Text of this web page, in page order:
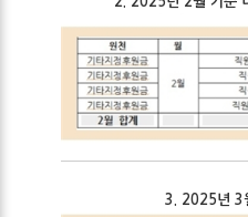
3. 2025년 3